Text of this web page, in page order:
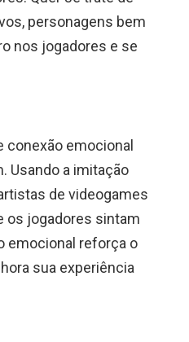
personagens bem
nos jogadores e se
emocional
Usando a imitação
de videogames
os jogadores sintam
emocional reforça o
sua experiência